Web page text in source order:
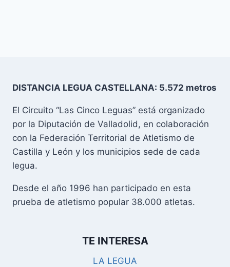
DISTANCIA LEGUA CASTELLANA: 5.572 metros
El Circuito “Las Cinco Leguas” está organizado
por la Diputación de Valladolid, en colaboración
con la Federación Territorial de Atletismo de
Castilla y León y los municipios sede de cada
legua.
Desde el año 1996 han participado en esta
prueba de atletismo popular 38.000 atletas.
TE INTERESA
LA LEGUA